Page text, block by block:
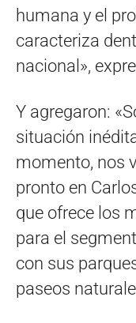
humana y el
caracteriza
nacional»,
Y agregaron:
situación
momento, nos
pronto en
que ofrece los
para el
con sus
paseos